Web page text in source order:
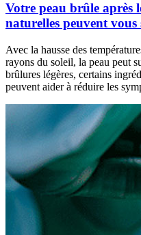
Votre peau brûle après
naturelles peuvent vous
Avec la hausse des
rayons du soleil, la peau peut
brûlures légères, certains
peuvent aider à réduire les